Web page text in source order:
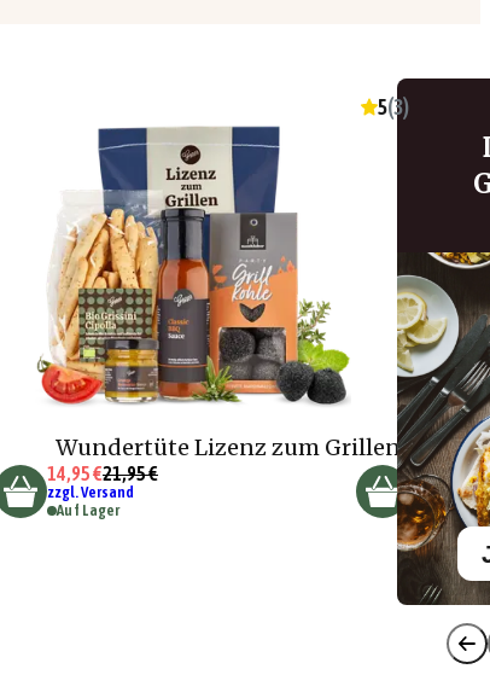
5(3)
Wundertüte Lizenz zum Grillen
14,95 €21,95 €
zzgl. Versand
Auf Lager